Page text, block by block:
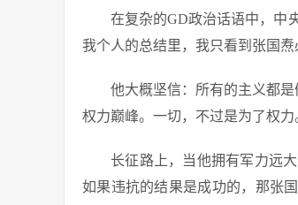
在复杂的GD政治话语中，中
我个人的总结里，我只看到张国
他大概坚信：所有的主义都
权力巅峰。一切，不过是为了权力
长征路上，当他拥有军力远
如果违抗的结果是成功的，那张